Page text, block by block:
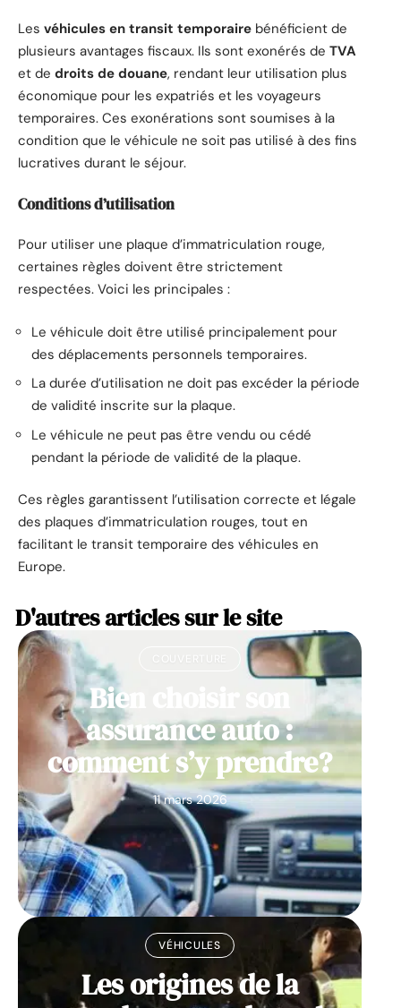
Les véhicules en transit temporaire bénéficient de
plusieurs avantages fiscaux. Ils sont exonérés de TVA
et de droits de douane, rendant leur utilisation plus
économique pour les expatriés et les voyageurs
temporaires. Ces exonérations sont soumises à la
condition que le véhicule ne soit pas utilisé à des fins
lucratives durant le séjour.
Conditions d’utilisation
Pour utiliser une plaque d’immatriculation rouge,
certaines règles doivent être strictement
respectées. Voici les principales :
Le véhicule doit être utilisé principalement pour
des déplacements personnels temporaires.
La durée d’utilisation ne doit pas excéder la période
de validité inscrite sur la plaque.
Le véhicule ne peut pas être vendu ou cédé
pendant la période de validité de la plaque.
Ces règles garantissent l’utilisation correcte et légale
des plaques d’immatriculation rouges, tout en
facilitant le transit temporaire des véhicules en
Europe.
D'autres articles sur le site
Bien choisir son
assurance auto :
comment s’y prendre?
11 mars 2026
VÉHICULES
Les origines de la